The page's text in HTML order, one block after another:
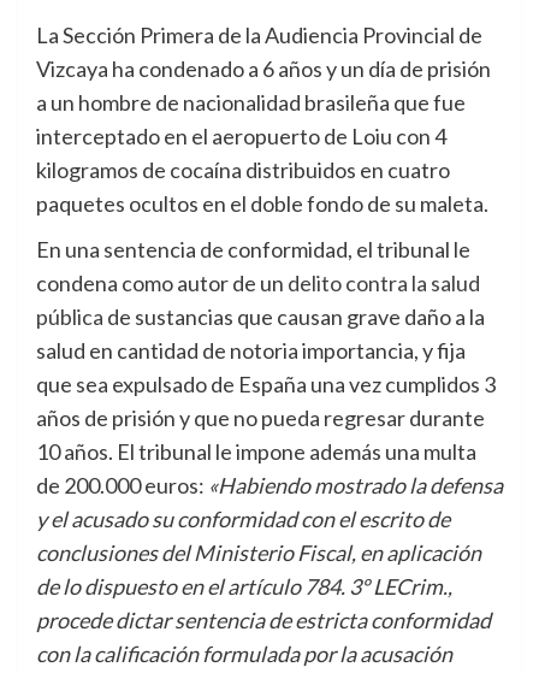
La Sección Primera de la Audiencia Provincial de
Vizcaya ha condenado a 6 años y un día de prisión
a un hombre de nacionalidad brasileña que fue
interceptado en el aeropuerto de Loiu con 4
kilogramos de cocaína distribuidos en cuatro
paquetes ocultos en el doble fondo de su maleta.
En una sentencia de conformidad, el tribunal le
condena como autor de un delito contra la salud
pública de sustancias que causan grave daño a la
salud en cantidad de notoria importancia, y fija
que sea expulsado de España una vez cumplidos 3
años de prisión y que no pueda regresar durante
10 años. El tribunal le impone además una multa
de 200.000 euros: «Habiendo mostrado la defensa
y el acusado su conformidad con el escrito de
conclusiones del Ministerio Fiscal, en aplicación
de lo dispuesto en el artículo 784. 3º LECrim.,
procede dictar sentencia de estricta conformidad
con la calificación formulada por la acusación